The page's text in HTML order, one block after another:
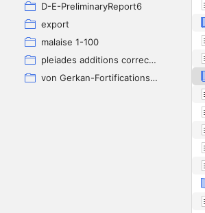
D-E-PreliminaryReport6
export
malaise 1-100
pleiades additions corrected
von Gerkan-Fortifications(Dura)